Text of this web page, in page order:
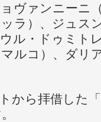
ヴァンニーニ
ラ）、ジュス
ル・ドゥミト
ルコ）、ダリ
ら拝借した